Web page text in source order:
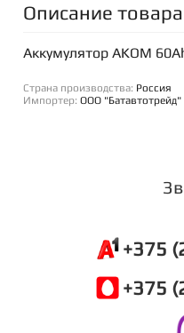
Описание товара
Аккумулятор AKOM
Страна производства: Россия
Импортер:ООО "Батавтотрейд"
+375
+375